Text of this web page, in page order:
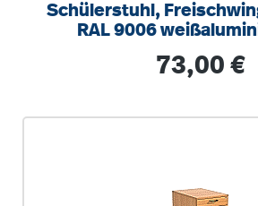
Schülerstuhl,
RAL 9006
Regulärer
73,00 €